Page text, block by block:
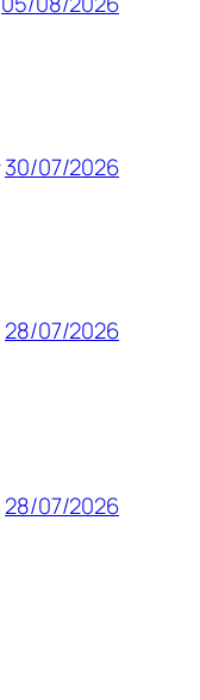
30/07/2026
28/07/2026
28/07/2026